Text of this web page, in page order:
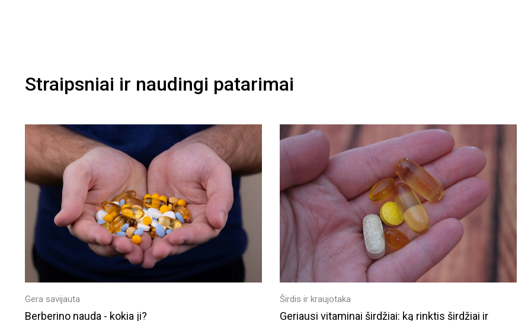
Straipsniai ir naudingi patarimai
Gera savijauta
Berberino nauda - kokia ji?
Širdis ir kraujotaka
Geriausi vitaminai širdžiai: ką rinktis širdžiai ir